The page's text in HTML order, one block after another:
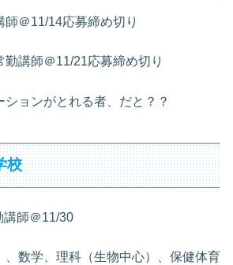
師＠11/14応募締め切り
講師＠11/21応募締め切り
ョンがとれる者、だと？？
校
講師＠11/30
、数学、理科（生物中心）、保健体育